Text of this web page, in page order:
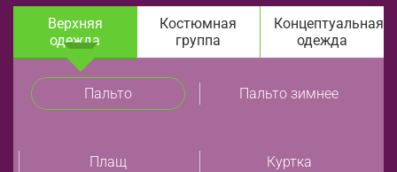
Верхняя
одежда
Костюмная
группа
Концептуальная
одежда
Пальто Пальто зимнее
Плащ Куртка